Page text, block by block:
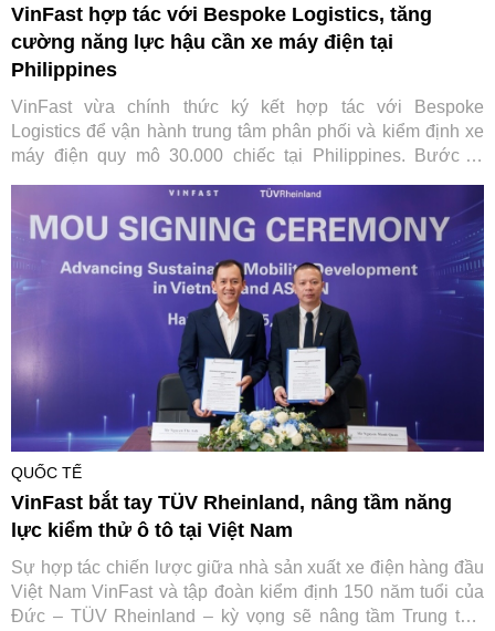
VinFast hợp tác với Bespoke Logistics, tăng
cường năng lực hậu cần xe máy điện tại
Philippines
VinFast vừa chính thức ký kết hợp tác với Bespoke
Logistics để vận hành trung tâm phân phối và kiểm định xe
máy điện quy mô 30.000 chiếc tại Philippines. Bước đi
toàn cầu của hãng xe Việt mà còn đặt nền móng vững chắc
cho hệ sinh thái di chuyển xanh toàn diện tại quốc gia vạn
đảo.
QUỐC TẾ
VinFast bắt tay TÜV Rheinland, nâng tầm năng
lực kiểm thử ô tô tại Việt Nam
Sự hợp tác chiến lược giữa nhà sản xuất xe điện hàng đầu
Việt Nam VinFast và tập đoàn kiểm định 150 năm tuổi của
Đức – TÜV Rheinland – kỳ vọng sẽ nâng tầm Trung tâm